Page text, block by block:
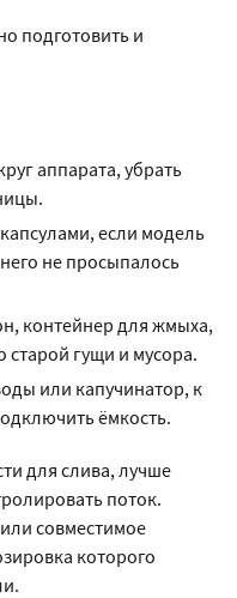
подготовить и
аппарата, убрать
если модель
не просыпалось
контейнер для жмыха,
гущи и мусора.
или капучинатор, к
ёмкость.
для слива, лучше
поток.
совместимое
которого